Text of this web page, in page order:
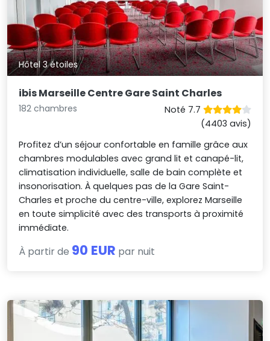
Hôtel 3 étoiles
ibis Marseille Centre Gare Saint Charles
182 chambres
Noté 7.7
(4403 avis)
Profitez d’un séjour confortable en famille grâce aux
chambres modulables avec grand lit et canapé-lit,
climatisation individuelle, salle de bain complète et
insonorisation. À quelques pas de la Gare Saint-
Charles et proche du centre-ville, explorez Marseille
en toute simplicité avec des transports à proximité
immédiate.
À partir de 90 EUR par nuit